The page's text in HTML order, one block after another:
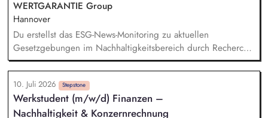
übernimmst Eigenverantwortung für Teilprojekte und
definierte Aufgabenbereiche sowie alltägliche Aufgaben im
Team.
WERTGARANTIE Group
Hannover
Du erstellst das ESG-News-Monitoring zu aktuellen
Gesetzgebungen im Nachhaltigkeitsbereich durch Recherche
verschiedener Datenbanken. Du unterstützt bei der Planung
und Umsetzung von aktuellen Nachhaltigkeitsprojekten und -
Maßnahmen auf Unternehmensebene. Du übernimmst
Aufgaben in unseren vielfältigen Themenfeldern, u.a.
Kreislaufwirtschaft, Aktive Mobilität, Soziale Nachhaltigkeit,
10. Juli 2026 Stepstone
Werkstudent (m/w/d) Finanzen –
Nachhaltigkeit & Konzernrechnung